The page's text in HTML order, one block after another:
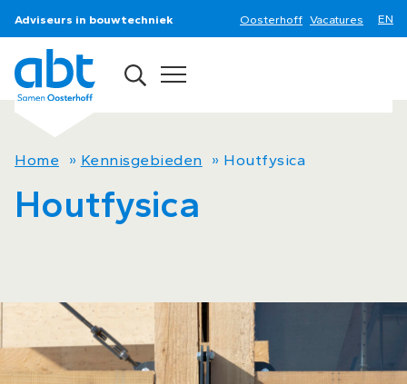
Adviseurs in bouwtechniek Oosterhoff Vacatures
Home » Kennisgebieden » Houtfysica
Houtfysica